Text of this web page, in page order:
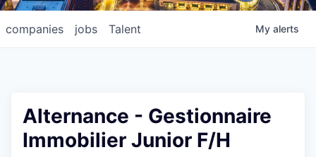
jobs
companies Talent My alerts
Alternance - Gestionnaire
Immobilier Junior F/H